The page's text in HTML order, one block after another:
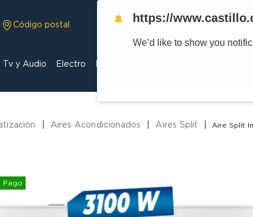
Código postal
Buscar
Tv y Audio Electro
Aires Acondicionados Aires Split Aire Split
Pago
🔔 https://
We’d like to show you
7.